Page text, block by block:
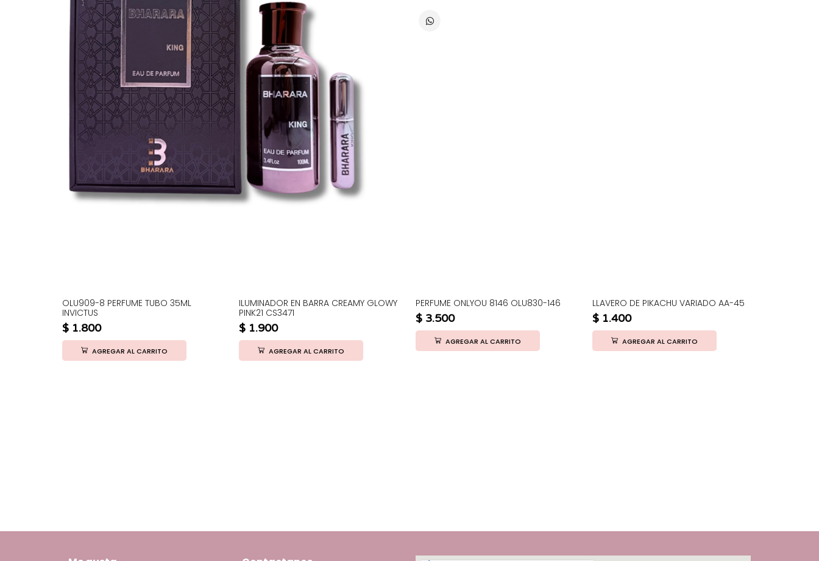
OLU909-8 PERFUME TUBO 35ML
INVICTUS
$ 1.800
AGREGAR AL CARRITO
ILUMINADOR EN BARRA CREAMY GLOWY
PINK21 CS3471
$ 1.900
AGREGAR AL CARRITO
PERFUME ONLYOU 8146 OLU830-146
$ 3.500
AGREGAR AL CARRITO
LLAVERO DE PIKACHU VARIADO AA-45
$ 1.400
AGREGAR AL CARRITO